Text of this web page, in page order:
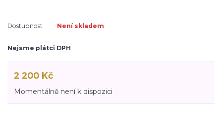
Dostupnost Není skladem
Nejsme plátci DPH
2 200 Kč
Momentálně není k dispozici